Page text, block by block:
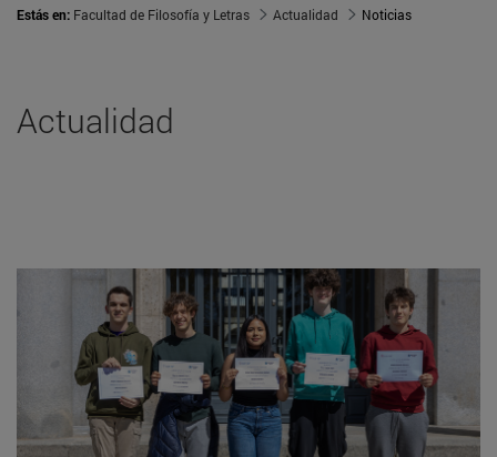
Estás en: Facultad de Filosofía y Letras Actualidad Noticias
Actualidad